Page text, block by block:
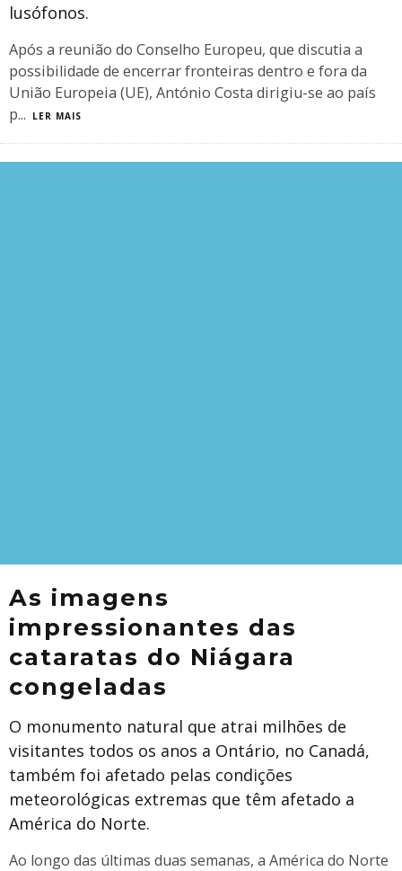
lusófonos.
Após a reunião do Conselho Europeu, que discutia a
possibilidade de encerrar fronteiras dentro e fora da
União Europeia (UE), António Costa dirigiu-se ao país
p... LER MAIS
As imagens
impressionantes das
cataratas do Niágara
congeladas
O monumento natural que atrai milhões de
visitantes todos os anos a Ontário, no Canadá,
também foi afetado pelas condições
meteorológicas extremas que têm afetado a
América do Norte.
Ao longo das últimas duas semanas, a América do Norte